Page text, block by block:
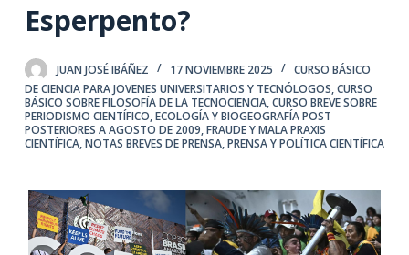
n
d
o
Esperpento?
JUAN JOSÉ IBÁÑEZ 17 NOVIEMBRE 2025
CURSO BÁSICO
DE CIENCIA PARA JOVENES UNIVERSITARIOS Y TECNÓLOGOS,CURSO
BÁSICO SOBRE FILOSOFÍA DE LA TECNOCIENCIA,CURSO BREVE SOBRE
PERIODISMO CIENTÍFICO,ECOLOGÍA Y BIOGEOGRAFÍA POST
POSTERIORES A AGOSTO DE 2009,FRAUDE Y MALA PRAXIS
CIENTÍFICA,NOTAS BREVES DE PRENSA,PRENSA Y POLÍTICA CIENTÍFICA